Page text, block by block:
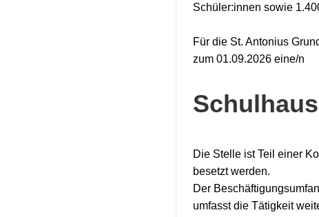
Schüler:innen sowie
Für die St. Antonius
zum 01.09.2026 eine/n
Die Stelle ist Teil einer
besetzt werden.
Der
umfasst die Tätigkeit